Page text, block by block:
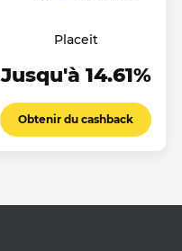
Placeit
Jusqu'à 14.61%
Obtenir du cashback